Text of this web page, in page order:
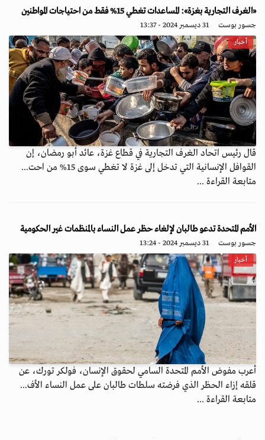
«الغرف التجارية بغزة»: المساعدات تغطي 15% فقط من احتياجات المواطنين
جسور بوست 31 ديسمبر 2024 - 13:37
أخبار
قال رئيس اتحاد الغرف التجارية في قطاع غزة، عائد أبو رمضان، إن
القوافل الإنسانية التي تدخل إلى غزة لا تغطي سوى 15% من احت...
متابعة القراءة ...
الأمم المتحدة تدعو طالبان لإلغاء حظر عمل النساء بالمنظمات غير الحكومية
جسور بوست 31 ديسمبر 2024 - 13:24
أخبار
أعرب مفوض الأمم المتحدة السامي لحقوق الإنسان، فولكر تورك، عن
قلقه إزاء الحظر الذي فرضته سلطات طالبان على عمل النساء الأف...
متابعة القراءة ...